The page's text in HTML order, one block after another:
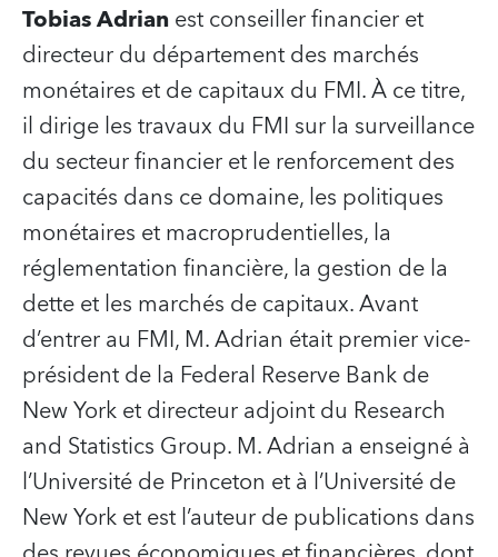
Tobias Adrianest conseiller financier et
directeur du département des marchés
monétaires et de capitaux du FMI. À ce titre,
il dirige les travaux du FMI sur la surveillance
du secteur financier et le renforcement des
capacités dans ce domaine, les politiques
monétaires et macroprudentielles, la
réglementation financière, la gestion de la
dette et les marchés de capitaux. Avant
d’entrer au FMI, M. Adrian était premier vice-
président de la Federal Reserve Bank de
New York et directeur adjoint du Research
and Statistics Group. M. Adrian a enseigné à
l’Université de Princeton et à l’Université de
New York et est l’auteur de publications dans